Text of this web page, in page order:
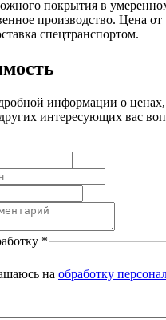
покрытия в
производство. Цена от
спецтранспортом.
информации о
интересующих вас
*
на обработку